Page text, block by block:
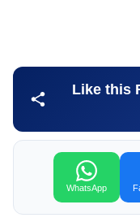
Like this
WhatsApp